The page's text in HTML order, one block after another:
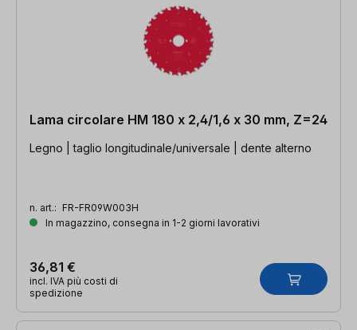
Lama circolare HM 180 x 2,4/1,6 x 30 mm, Z=24
Legno | taglio longitudinale/universale | dente alterno
n. art.: FR-FR09W003H
In magazzino, consegna in 1-2 giorni lavorativi
36,81 €
incl. IVA più costi di
spedizione